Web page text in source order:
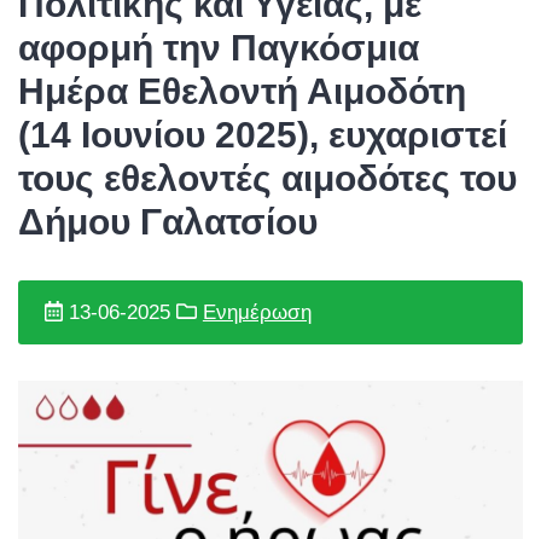
αφορμή την Παγκόσμια
Ημέρα Εθελοντή Αιμοδότη
(14 Ιουνίου 2025), ευχαριστεί
τους εθελοντές αιμοδότες του
Δήμου Γαλατσίου
13-06-2025 Ενημέρωση